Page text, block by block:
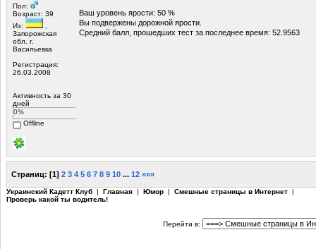
Пол:
Возраст: 39
Из:
Запорожская
обл. г.
Васильевка
Регистрация:
26.03.2008
Активность за 30
дней
0%
Offline
Ваш уровень ярости: 50 %
Вы подвержены дорожной ярости.
Средний балл, прошедших тест за последнее время: 52.9563
Страниц: [1] 2 3 4 5 6 7 8 9 10 ... 12 »»»
Украинский Кадетт Клуб | Главная | Юмор | Смешные страницы в Интернет |
Проверь какой ты водитель!
Перейти в: